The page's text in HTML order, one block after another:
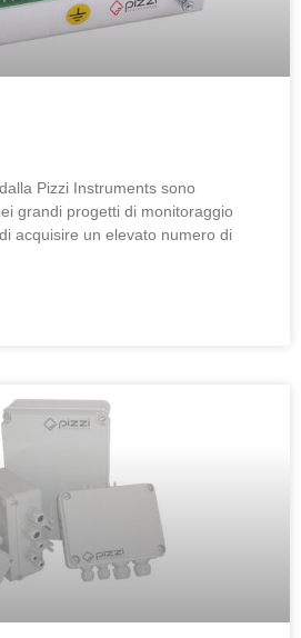
Pizzi Instruments sono
grandi progetti di monitoraggio
acquisire un elevato numero di